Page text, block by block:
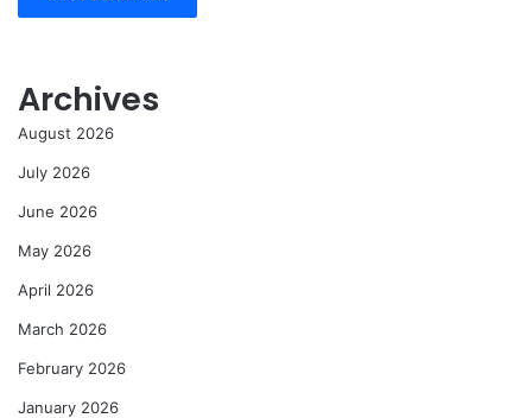
Archives
August 2026
July 2026
June 2026
May 2026
April 2026
March 2026
February 2026
January 2026